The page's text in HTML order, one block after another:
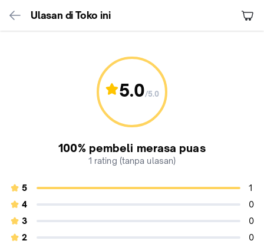
Ulasan di Toko ini
5.0/5.0
produk
5.0
100% pembeli merasa puas
1 rating (tanpa ulasan)
5
1
4
0
3
0
2
0